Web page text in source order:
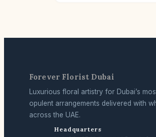
Forever Florist Dubai
Luxurious floral artistry for Dubai’s
opulent arrangements delivered with
across the UAE.
Headquarters